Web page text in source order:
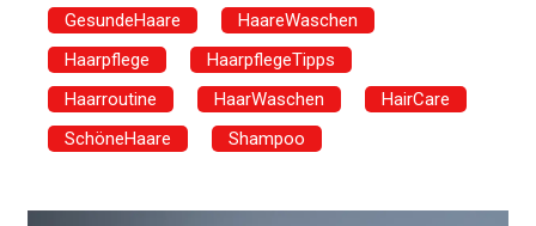
GesundeHaare
HaareWaschen
Haarpflege
HaarpflegeTipps
Haarroutine
HaarWaschen
HairCare
SchöneHaare
Shampoo